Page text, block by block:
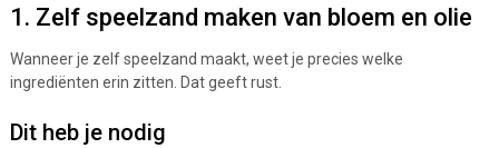
1. Zelf speelzand maken van bloem en olie
Wanneer je zelf speelzand maakt, weet je precies welke
ingrediënten erin zitten. Dat geeft rust.
Dit heb je nodig